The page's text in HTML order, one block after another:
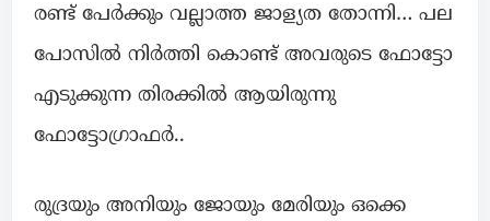
രണ്ട് പേര്‍ക്കും വല്ലാത്ത ജാള്യത തോന്നി… പല
പോസിൽ നിർത്തി കൊണ്ട് അവരുടെ ഫോട്ടോ
എടുക്കുന്ന തിരക്കില്‍ ആയിരുന്നു
ഫോട്ടോഗ്രാഫർ..
രുദ്രയും അനിയും ജോയും മേരിയും ഒക്കെ